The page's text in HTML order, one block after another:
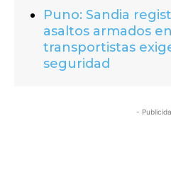
Puno: Sandia
asaltos armados
transportistas
seguridad
-